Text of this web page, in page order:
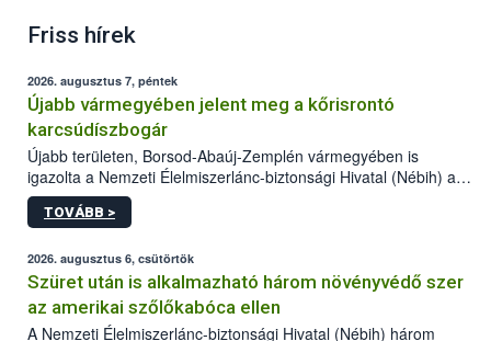
Friss hírek
2026. augusztus 7, péntek
Újabb vármegyében jelent meg a kőrisrontó
karcsúdíszbogár
Újabb területen, Borsod-Abaúj-Zemplén vármegyében is
igazolta a Nemzeti Élelmiszerlánc-biztonsági Hivatal (Nébih) a
kőrisrontó karcsúdíszbogár (Agrilus planipennis) jelenlétét. A
kártevőt nem csak színcsapdában találták meg, de már fertőzött
az intenzív felderítést, emellett az intézkedéseket a szlovák
hatósággal is összehangolják a terjedés megállítása érdekében.
TOVÁBB >
2026. augusztus 6, csütörtök
Szüret után is alkalmazható három növényvédő szer
az amerikai szőlőkabóca ellen
A Nemzeti Élelmiszerlánc-biztonsági Hivatal (Nébih) három